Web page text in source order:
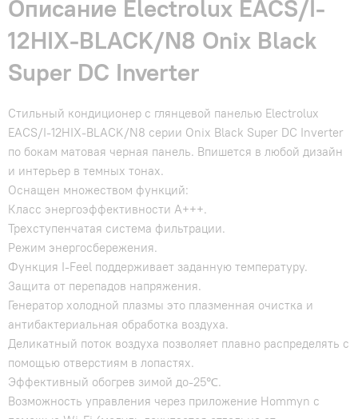
Описание Electrolux EACS/I-
12HIX-BLACK/N8 Onix Black
Super DC Inverter
Стильный кондиционер с глянцевой панелью Electrolux
EACS/I-12HIX-BLACK/N8 серии Onix Black Super DC Inverter
по бокам матовая черная панель. Впишется в любой дизайн
и интерьер в темных тонах.
Оснащен множеством функций:
Класс энергоэффективности А+++.
Трехступенчатая система фильтрации.
Режим энергосбережения.
Функция I-Feel поддерживает заданную температуру.
Защита от перепадов напряжения.
Генератор холодной плазмы это плазменная очистка и
антибактериальная обработка воздуха.
Деликатный поток воздуха позволяет плавно распределять с
помощью отверстиям в лопастях.
Эффективный обогрев зимой до-25℃.
Возможность управления через приложение Hommyn с